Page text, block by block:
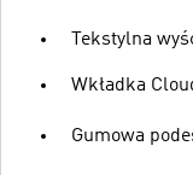
Tekstylna
Wkładka
Gumowa